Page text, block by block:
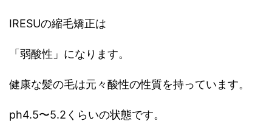
IRESUの縮毛矯正は
「弱酸性」になります。
健康な髪の毛は元々酸性の性質を持っています。
ph4.5〜5.2 くらいの状態です。